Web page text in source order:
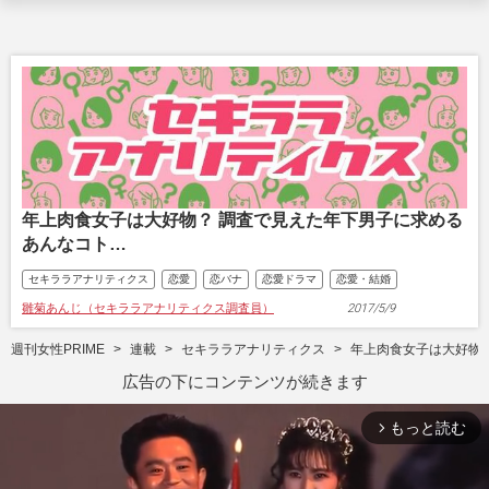
年上肉食女子は大好物？ 調査で見えた年下男子に求める
あんなコト…
セキララアナリティクス 恋愛 恋バナ 恋愛ドラマ 恋愛・結婚
雛菊あんじ（セキララアナリティクス調査員） 2017/5/9
週刊女性PRIME 連載 セキララアナリティクス 年上肉食女子は大好物
広告の下にコンテンツが続きます
arrow_forward_ios もっと読む